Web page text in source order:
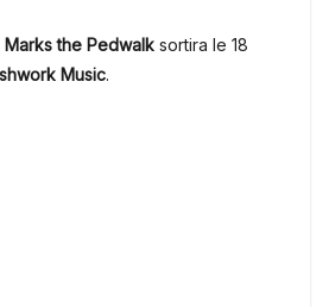
Marks the Pedwalk sortira le 18
Music.